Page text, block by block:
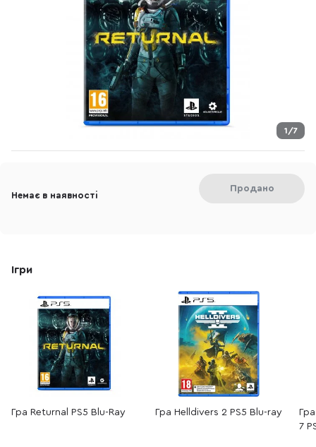
1/7
Немає в наявності
Продано
Ігри
Гра Returnal PS5 Blu-Ray Гра Helldivers 2 PS5 Blu-ray
7